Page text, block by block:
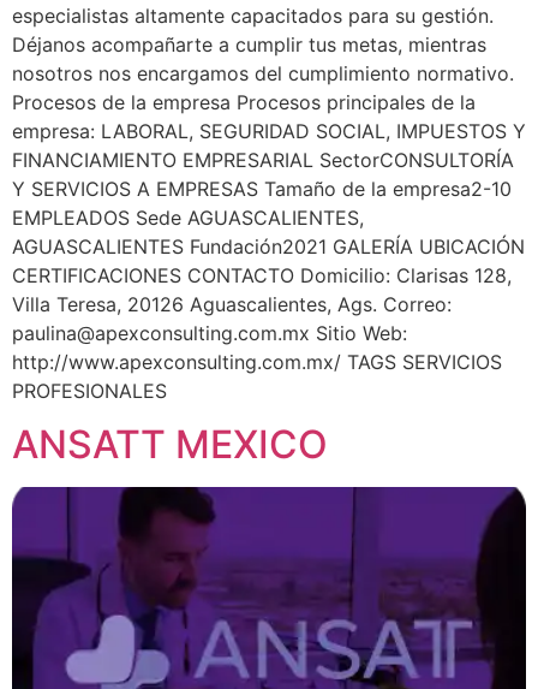
especialistas altamente capacitados para su gestión.
Déjanos acompañarte a cumplir tus metas, mientras
nosotros nos encargamos del cumplimiento normativo.
Procesos de la empresa Procesos principales de la
empresa: LABORAL, SEGURIDAD SOCIAL, IMPUESTOS Y
FINANCIAMIENTO EMPRESARIAL SectorCONSULTORÍA
Y SERVICIOS A EMPRESAS Tamaño de la empresa2-10
EMPLEADOS Sede AGUASCALIENTES,
AGUASCALIENTES Fundación2021 GALERÍA UBICACIÓN
CERTIFICACIONES CONTACTO Domicilio: Clarisas 128,
Villa Teresa, 20126 Aguascalientes, Ags. Correo:
paulina@apexconsulting.com.mx Sitio Web:
http://www.apexconsulting.com.mx/ TAGS SERVICIOS
PROFESIONALES
ANSATT MEXICO